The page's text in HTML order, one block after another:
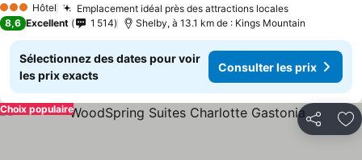
3 ÉtoilesHôtel Emplacement idéal près des attractions locales
8,6 Excellent 1 514 Shelby, à 13.1 km de : Kings Mountain
Sélectionnez des dates pour voir
les prix exacts
Consulter les prix
Partager
Choix populaire